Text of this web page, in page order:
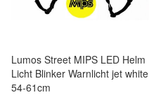
Lumos Street MIPS LED Helm
Licht Blinker Warnlicht jet white
54-61cm